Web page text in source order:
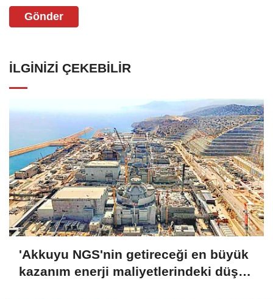
Gönder
İLGINIZI ÇEKEBILIR
'Akkuyu NGS'nin getireceği en büyük
kazanım enerji maliyetlerindeki düşüş